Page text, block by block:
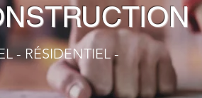
- RÉSIDENTIEL -